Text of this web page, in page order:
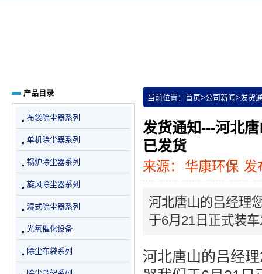
当前位置： 首页>公司新闻>发货
发货通知---河北
已发货
来源： 华康环保 发
河北唐山的吕经理
于6月21日正式装
河北唐山的吕经
产品目录
布袋除尘器系列
单机除尘器系列
锅炉除尘器系列
旋风除尘器系列
湿式除尘器系列
光氧催化设备
除尘布袋系列